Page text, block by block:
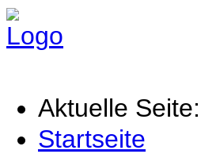
Aktuelle Seite:
Startseite